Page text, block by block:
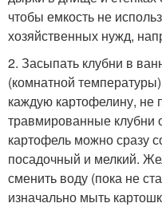
чтобы емкость не
хозяйственных нужд,
2. Засыпать клубни в
(комнатной
каждую картофелину, не
травмированные клубни
картофель можно сразу
посадочный и мелкий.
сменить воду (пока не
изначально мыть